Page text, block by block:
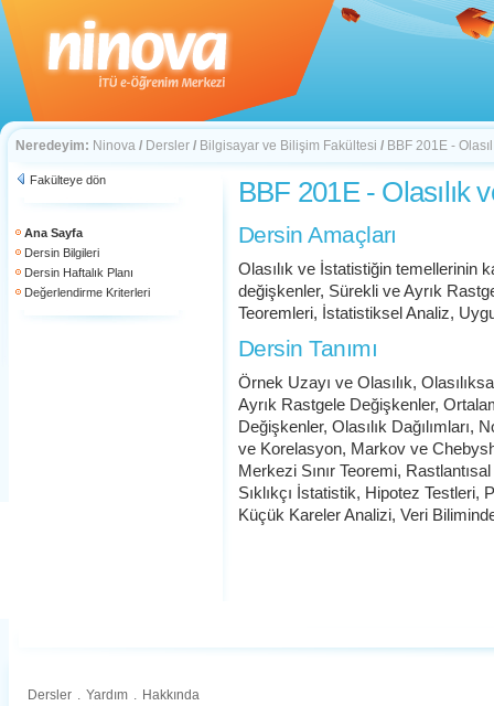
Neredeyim: Ninova / Dersler / Bilgisayar ve Bilişim Fakültesi / BBF 201E -
Fakülteye dön
Ana Sayfa
Dersin Bilgileri
Dersin Haftalık Planı
Değerlendirme Kriterleri
BBF 201E - Olasılık
Dersin Amaçları
Olasılık ve İstatistiğin temellerinin
değişkenler, Sürekli ve Ayrık
Teoremleri, İstatistiksel Analiz,
Dersin Tanımı
Örnek Uzayı ve Olasılık,
Ayrık Rastgele Değişkenler,
Değişkenler, Olasılık
ve Korelasyon, Markov ve
Merkezi Sınır Teoremi,
Sıklıkçı İstatistik, Hipotez
Küçük Kareler Analizi, Veri
Dersler . Yardım . Hakkında